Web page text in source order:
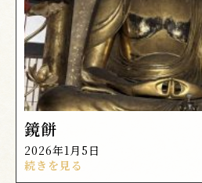
鏡餅
2026年1月5日
続きを見る